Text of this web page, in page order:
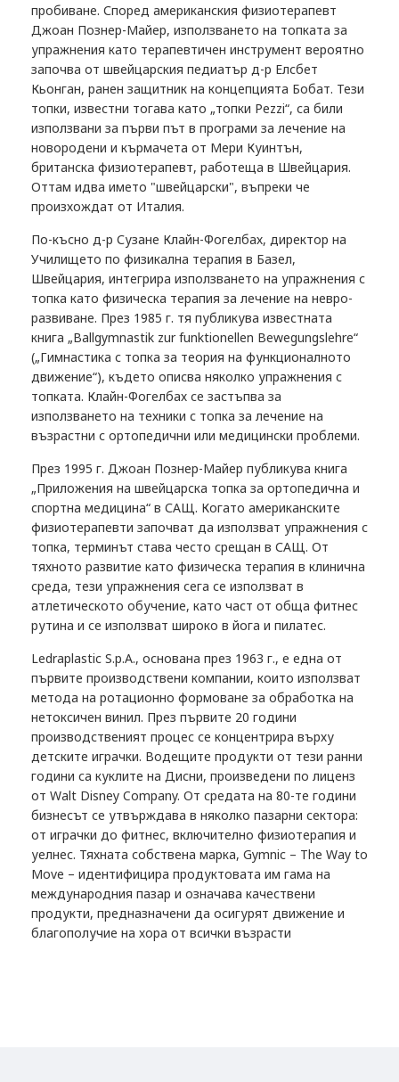
пробиване. Според американския физиотерапевт
Джоан Познер-Майер, използването на топката за
упражнения като терапевтичен инструмент вероятно
започва от швейцарския педиатър д-р Елсбет
Кьонган, ранен защитник на концепцията Бобат. Тези
топки, известни тогава като „топки Pezzi“, са били
използвани за първи път в програми за лечение на
новородени и кърмачета от Мери Куинтън,
британска физиотерапевт, работеща в Швейцария.
Оттам идва името "швейцарски", въпреки че
произхождат от Италия.
По-късно д-р Сузане Клайн-Фогелбах, директор на
Училището по физикална терапия в Базел,
Швейцария, интегрира използването на упражнения с
топка като физическа терапия за лечение на невро-
развиване. През 1985 г. тя публикува известната
книга „Ballgymnastik zur funktionellen Bewegungslehre“
(„Гимнастика с топка за теория на функционалното
движение“), където описва няколко упражнения с
топката. Клайн-Фогелбах се застъпва за
използването на техники с топка за лечение на
възрастни с ортопедични или медицински проблеми.
През 1995 г. Джоан Познер-Майер публикува книга
„Приложения на швейцарска топка за ортопедична и
спортна медицина“ в САЩ. Когато американските
физиотерапевти започват да използват упражнения с
топка, терминът става често срещан в САЩ. От
тяхното развитие като физическа терапия в клинична
среда, тези упражнения сега се използват в
атлетическото обучение, като част от обща фитнес
рутина и се използват широко в йога и пилатес.
Ledraplastic S.p.A., основана през 1963 г., е една от
първите производствени компании, които използват
метода на ротационно формоване за обработка на
нетоксичен винил. През първите 20 години
производственият процес се концентрира върху
детските играчки. Водещите продукти от тези ранни
години са куклите на Дисни, произведени по лиценз
от Walt Disney Company. От средата на 80-те години
бизнесът се утвърждава в няколко пазарни сектора:
от играчки до фитнес, включително физиотерапия и
уелнес. Тяхната собствена марка, Gymnic – The Way to
Move – идентифицира продуктовата им гама на
международния пазар и означава качествени
продукти, предназначени да осигурят движение и
благополучие на хора от всички възрасти